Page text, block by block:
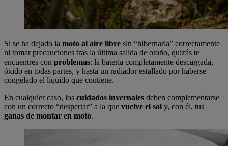
Si se ha dejado la moto al aire libre sin “hibernarla” correctamente
ni tomar precauciones tras la última salida de otoño, quizás te
encuentres con problemas: la batería completamente descargada,
óxido en todas partes, y hasta un radiador estallado por haberse
congelado el líquido que contiene.
En cualquier caso, los cuidados invernales deben complementarse
con un correcto “despertar” a la que vuelve el sol y, con él, tus
ganas de montar en moto.